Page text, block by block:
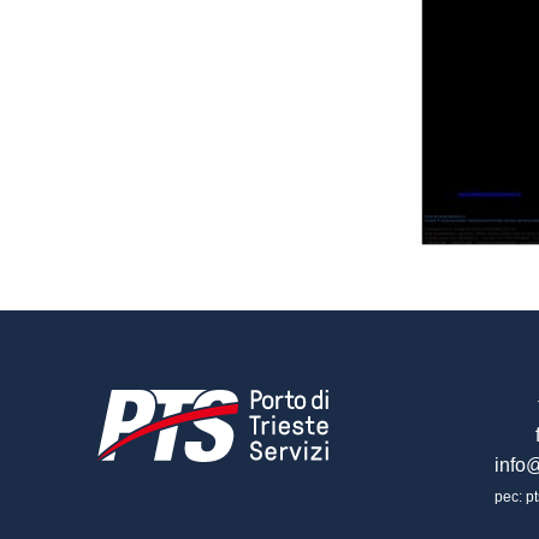
pec: